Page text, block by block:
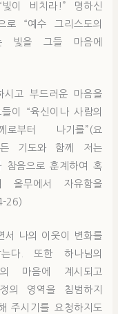
이 비치라!” 명하신
로 “예수 그리스도의
빛을 그들 마음에
시고 부드러운 마음을
이 “육신이나 사람의
부터 나기를”(요
기도와 함께 저는
참음으로 훈계하여 혹
올무에서 자유함을
26)
서 나의 이웃이 변화를
다. 또한 하나님의
마음에 계시되고
의 영역을 침범하지
주시기를 요청하지도